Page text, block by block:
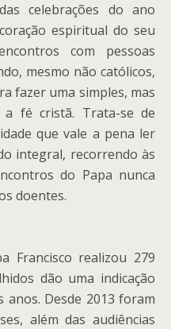
celebrações do ano
espiritual do seu
com pessoas
mesmo não católicos,
fazer uma simples, mas
a fé cristã. Trata-se de
que vale a pena ler
integral, recorrendo às
do Papa nunca
doentes.
Francisco realizou 279
dão uma indicação
Desde 2013 foram
além das audiências